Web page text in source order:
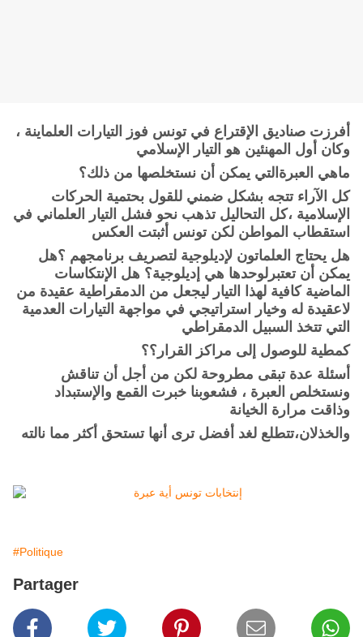
أفرزت صناديق الإقتراع في تونس فوز التيارات العلماينة ،
وكان أول المهنئين هو التيار الإسلامي
ماهي العبرةالتي يمكن أن نستخلصها من ذلك؟
كل الآراء تتجه بشكل ضمني للقول بحتمية الحركات
الإسلامية ،كل التحاليل تذهب نحو فشل التيار العلماني في
استقطاب المواطن لكن تونس أثبتت العكس
هل يحتاج العلماتون لإديلوجية لتصريف برنامجهم ؟هل
يمكن أن تعتبرلوحدها هي إديلوجية؟ هل الإنتكاسات
الماضية كافية لهذا التيار ليجعل من الدمقراطية عقيدة من
لاعقيدة له وخيار استراتيجي في مواجهة التيارات العدمية
التي تتخذ السبيل الدمقراطي
كمطية للوصول إلى مراكز القرار؟؟
أسئلة عدة تبقى مطروحة لكن من أجل أن تناقش
ونستخلص العبرة ، فشعوبنا خبرت القمع والإستبداد
وذاقت مرارة الخيانة
والخذلان،تتطلع لغد أفضل ترى أنها تستحق أكثر مما نالته
#Politique
Partager